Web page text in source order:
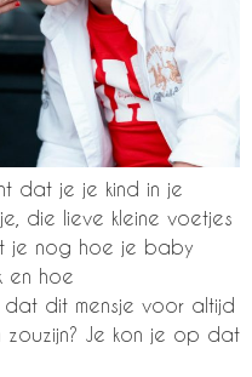
dat je je kind in je
die lieve kleine voetjes
je nog hoe je baby
en hoe
dit mensje voor altijd
Je kon je op dat